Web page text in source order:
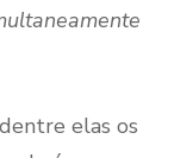
elas os